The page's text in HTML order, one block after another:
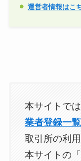
運営者情報はこ
本サイトで
業者登録一覧
取引所の利
本サイトの